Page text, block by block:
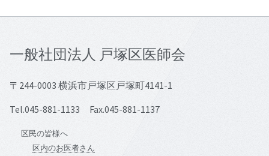
一般社団法人 戸塚区医師会
〒244-0003 横浜市戸塚区戸塚町4141-1
Tel.045-881-1133 Fax.045-881-1137
区民の皆様へ
区内のお医者さん